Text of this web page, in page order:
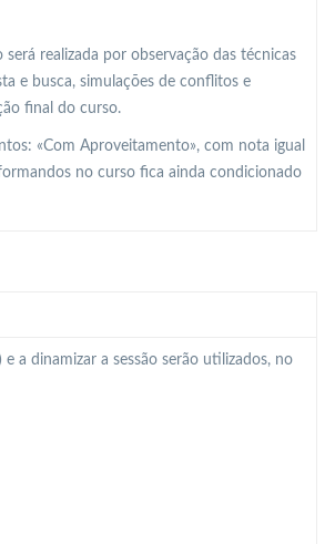
realizada por observação das técnicas
e busca, simulações de conflitos e
final do curso.
«Com Aproveitamento», com nota igual
no curso fica ainda condicionado
a dinamizar a sessão serão utilizados, no